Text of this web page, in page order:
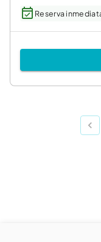
Reserva